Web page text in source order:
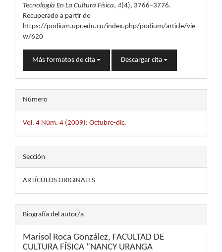
Tecnología En La Cultura Física, 4(4), 3766–3776.
Recuperado a partir de
https://podium.upr.edu.cu/index.php/podium/article/vie
w/620
Más formatos de cita Descargar cita
Número
Vol. 4 Núm. 4 (2009): Octubre-dic.
Sección
ARTÍCULOS ORIGINALES
Biografía del autor/a
Marisol Roca González, FACULTAD DE
CULTURA FÍSICA “NANCY URANGA